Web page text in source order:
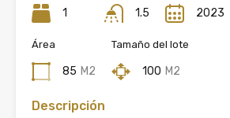
1 1.5 2023
Área
85 M2
Tamaño del lote
100 M2
Descripción